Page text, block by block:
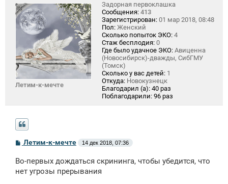
Летим-к-мечте
Задорная первоклашка
Сообщения: 413
Зарегистрирован: 01 мар 2018, 08:48
Пол: Женский
Сколько попыток ЭКО: 4
Стаж бесплодия: 0
Где было удачное ЭКО: Авиценна
(Новосибирск)-дважды, СибГМУ
(Томск)
Сколько у вас детей: 1
Откуда: Новокузнецк
Благодарил (а): 40 раз
Поблагодарили: 96 раз
С
б
щ
Летим-к-мечте 14 дек 2018, 07:36
Во-первых дождаться скрининга, чтобы убедится, что
нет угрозы прерывания